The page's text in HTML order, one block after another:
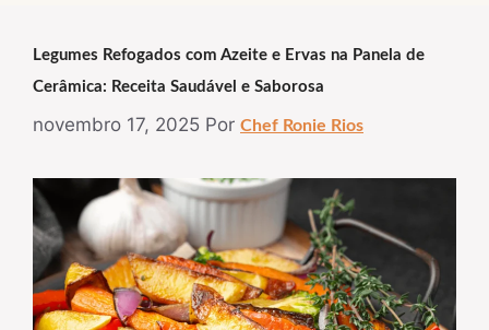
Legumes Refogados com Azeite e Ervas na Panela de
Cerâmica: Receita Saudável e Saborosa
novembro 17, 2025 Por Chef Ronie Rios